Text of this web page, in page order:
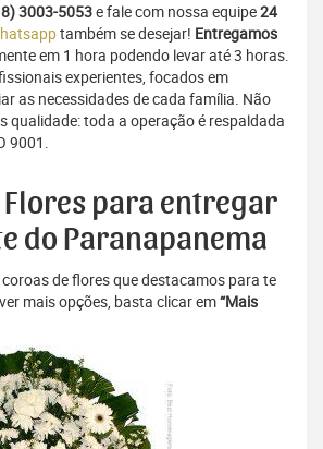
3003-5053e fale com nossa equipe24
também se desejar! Entregamos
em 1 hora podendo levar até 3 horas.
experientes, focados em
as necessidades de cada família. Não
qualidade: toda a operação é respaldada
9001.
Flores para entregar
do Paranapanema
de flores que destacamos para te
mais opções, basta clicar em“Mais